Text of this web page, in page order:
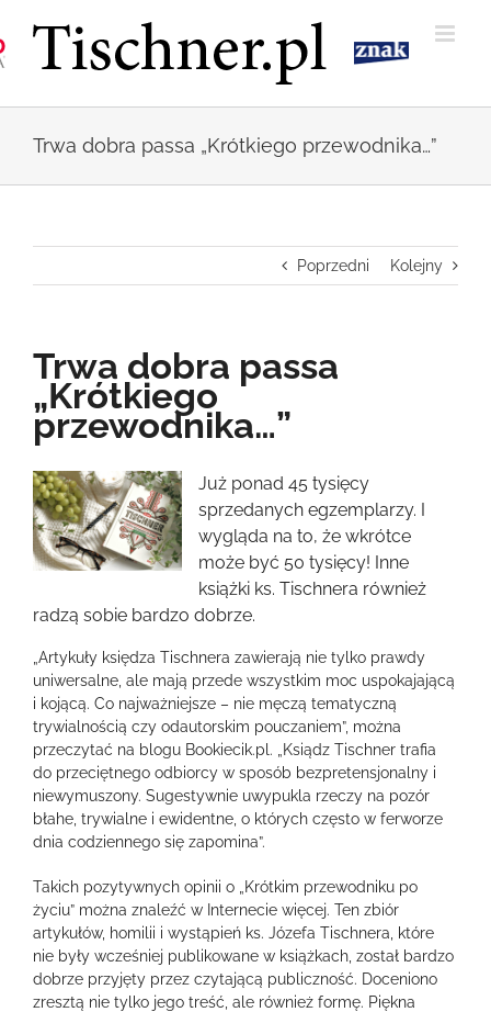
zawartości
Trwa dobra passa „Krótkiego przewodnika…”
Poprzedni Kolejny
Trwa dobra passa
„Krótkiego
przewodnika…”
Pokaż
większy
obrazek
Już ponad 45 tysięcy
sprzedanych egzemplarzy. I
wygląda na to, że wkrótce
może być 50 tysięcy! Inne
książki ks. Tischnera również
radzą sobie bardzo dobrze.
„Artykuły księdza Tischnera zawierają nie tylko prawdy
uniwersalne, ale mają przede wszystkim moc uspokajającą
i kojącą. Co najważniejsze – nie męczą tematyczną
trywialnością czy odautorskim pouczaniem”, można
przeczytać na blogu Bookiecik.pl. „Ksiądz Tischner trafia
do przeciętnego odbiorcy w sposób bezpretensjonalny i
niewymuszony. Sugestywnie uwypukla rzeczy na pozór
błahe, trywialne i ewidentne, o których często w ferworze
dnia codziennego się zapomina”.
Takich pozytywnych opinii o „Krótkim przewodniku po
życiu” można znaleźć w Internecie więcej. Ten zbiór
artykułów, homilii i wystąpień ks. Józefa Tischnera, które
nie były wcześniej publikowane w książkach, został bardzo
dobrze przyjęty przez czytającą publiczność. Doceniono
zresztą nie tylko jego treść, ale również formę. Piękna